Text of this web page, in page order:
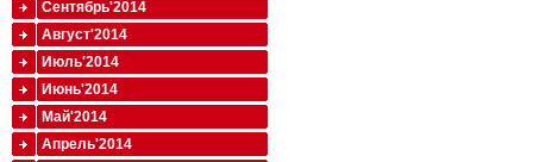
Сентябрь'2014
Август'2014
Июль'2014
Июнь'2014
Май'2014
Апрель'2014